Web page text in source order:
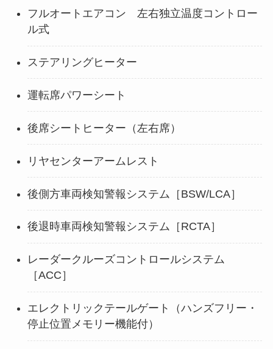
フルオートエアコン 左右独立温度コントロー
ル式
ステアリングヒーター
運転席パワーシート
後席シートヒーター（左右席）
リヤセンターアームレスト
後側方車両検知警報システム［BSW/LCA］
後退時車両検知警報システム［RCTA］
レーダークルーズコントロールシステム
［ACC］
エレクトリックテールゲート（ハンズフリー・
停止位置メモリー機能付）